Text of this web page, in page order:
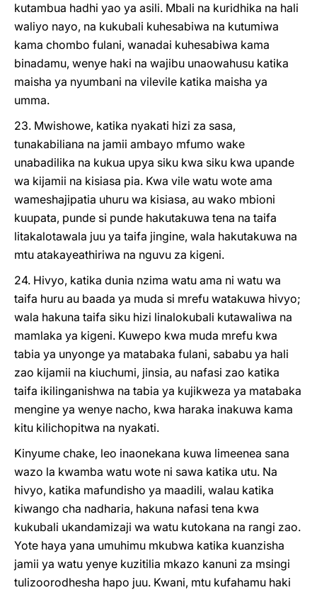
kutambua hadhi yao ya asili. Mbali na kuridhika na hali
waliyo nayo, na kukubali kuhesabiwa na kutumiwa
kama chombo fulani, wanadai kuhesabiwa kama
binadamu, wenye haki na wajibu unaowahusu katika
maisha ya nyumbani na vilevile katika maisha ya
umma.
23. Mwishowe, katika nyakati hizi za sasa,
tunakabiliana na jamii ambayo mfumo wake
unabadilika na kukua upya siku kwa siku kwa upande
wa kijamii na kisiasa pia. Kwa vile watu wote ama
wameshajipatia uhuru wa kisiasa, au wako mbioni
kuupata, punde si punde hakutakuwa tena na taifa
litakalotawala juu ya taifa jingine, wala hakutakuwa na
mtu atakayeathiriwa na nguvu za kigeni.
24. Hivyo, katika dunia nzima watu ama ni watu wa
taifa huru au baada ya muda si mrefu watakuwa hivyo;
wala hakuna taifa siku hizi linalokubali kutawaliwa na
mamlaka ya kigeni. Kuwepo kwa muda mrefu kwa
tabia ya unyonge ya matabaka fulani, sababu ya hali
zao kijamii na kiuchumi, jinsia, au nafasi zao katika
taifa ikilinganishwa na tabia ya kujikweza ya matabaka
mengine ya wenye nacho, kwa haraka inakuwa kama
kitu kilichopitwa na nyakati.
Kinyume chake, leo inaonekana kuwa limeenea sana
wazo la kwamba watu wote ni sawa katika utu. Na
hivyo, katika mafundisho ya maadili, walau katika
kiwango cha nadharia, hakuna nafasi tena kwa
kukubali ukandamizaji wa watu kutokana na rangi zao.
Yote haya yana umuhimu mkubwa katika kuanzisha
jamii ya watu yenye kuzitilia mkazo kanuni za msingi
tulizoorodhesha hapo juu. Kwani, mtu kufahamu haki